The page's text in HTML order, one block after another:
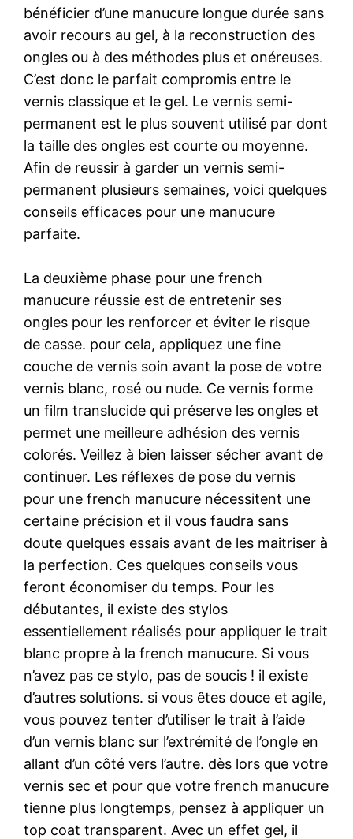
bénéficier d’une manucure longue durée sans
avoir recours au gel, à la reconstruction des
ongles ou à des méthodes plus et onéreuses.
C’est donc le parfait compromis entre le
vernis classique et le gel. Le vernis semi-
permanent est le plus souvent utilisé par dont
la taille des ongles est courte ou moyenne.
Afin de reussir à garder un vernis semi-
permanent plusieurs semaines, voici quelques
conseils efficaces pour une manucure
parfaite.
La deuxième phase pour une french
manucure réussie est de entretenir ses
ongles pour les renforcer et éviter le risque
de casse. pour cela, appliquez une fine
couche de vernis soin avant la pose de votre
vernis blanc, rosé ou nude. Ce vernis forme
un film translucide qui préserve les ongles et
permet une meilleure adhésion des vernis
colorés. Veillez à bien laisser sécher avant de
continuer. Les réflexes de pose du vernis
pour une french manucure nécessitent une
certaine précision et il vous faudra sans
doute quelques essais avant de les maitriser à
la perfection. Ces quelques conseils vous
feront économiser du temps. Pour les
débutantes, il existe des stylos
essentiellement réalisés pour appliquer le trait
blanc propre à la french manucure. Si vous
n’avez pas ce stylo, pas de soucis ! il existe
d’autres solutions. si vous êtes douce et agile,
vous pouvez tenter d’utiliser le trait à l’aide
d’un vernis blanc sur l’extrémité de l’ongle en
allant d’un côté vers l’autre. dès lors que votre
vernis sec et pour que votre french manucure
tienne plus longtemps, pensez à appliquer un
top coat transparent. Avec un effet gel, il